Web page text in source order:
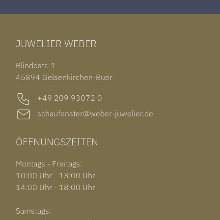
IWC PORTUGIESER
ARMSCHMUCK
OHRSCHMUCK
OUT OF COLLECTION
TAG HEUER CARRERA
ROLEX SUBMARINER DATE
GARMIN VENU 3S
JUWELIER WEBER
Blindestr. 1
45894 Gelsenkirchen-Buer
+49 209 93072 0
schaufenster@weber-juwelier.de
ÖFFNUNGSZEITEN
Montags - Freitags:
10:00 Uhr - 13:00 Uhr
14:00 Uhr - 18:00 Uhr
Samstags: